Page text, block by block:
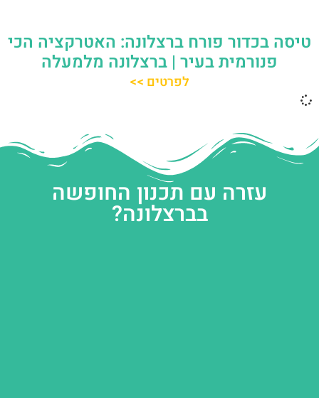
טיסה בכדור פורח ברצלונה: האטרקציה הכי
פנורמית בעיר | ברצלונה מלמעלה
לפרטים >>
עזרה עם תכנון החופשה
בברצלונה?